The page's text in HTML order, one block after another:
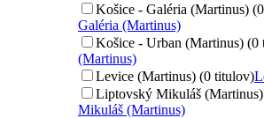
Košice - Galéria (Martinus)
Galéria (Martinus)
Košice - Urban (Martinus) (0
(Martinus)
Levice (Martinus) (0 titulov)
Liptovský Mikuláš
Mikuláš (Martinus)